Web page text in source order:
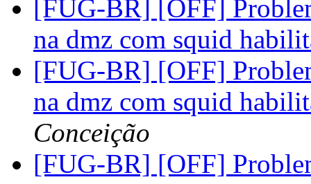
[FUG-BR] [OFF]
na dmz com squid
[FUG-BR] [OFF]
na dmz com squid
Conceição
[FUG-BR] [OFF]